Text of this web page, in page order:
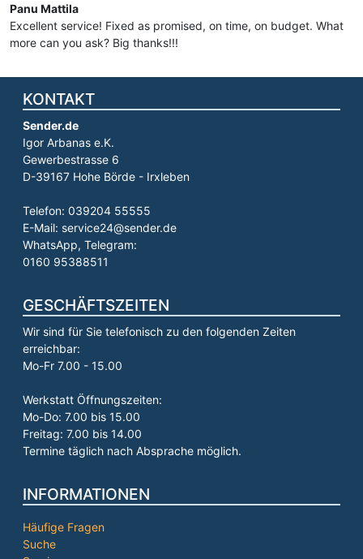
Panu Mattila
Excellent service! Fixed as promised, on time, on budget. What
more can you ask? Big thanks!!!
KONTAKT
Sender.de
Igor Arbanas e.K.
Gewerbestrasse 6
D-39167 Hohe Börde - Irxleben
Telefon: 039204 55555
E-Mail: service24@sender.de
WhatsApp, Telegram:
0160 95388511
GESCHÄFTSZEITEN
Wir sind für Sie telefonisch zu den folgenden Zeiten
erreichbar:
Mo-Fr 7.00 - 15.00
Werkstatt Öffnungszeiten:
Mo-Do: 7.00 bis 15.00
Freitag: 7.00 bis 14.00
Termine täglich nach Absprache möglich.
INFORMATIONEN
Häufige Fragen
Suche